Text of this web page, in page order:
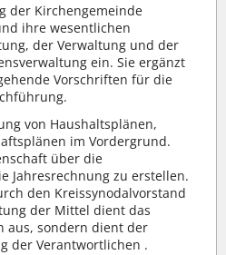
der Kirchengemeinde
ihre wesentlichen
der Verwaltung und der
ein. Sie ergänzt
Vorschriften für die
von Haushaltsplänen,
im Vordergrund.
über die
Jahresrechnung zu erstellen.
den Kreissynodalvorstand
der Mittel dient das
aus, sondern dient der
der Verantwortlichen .